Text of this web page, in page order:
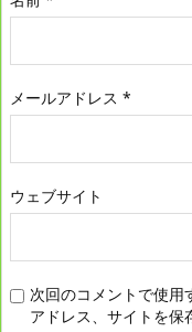
メールアドレス *
ウェブサイト
次回のコメントで使用
アドレス、サイトを保